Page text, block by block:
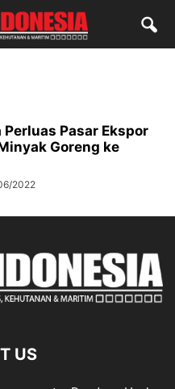
Perluas Pasar Ekspor
Goreng ke
2022
US